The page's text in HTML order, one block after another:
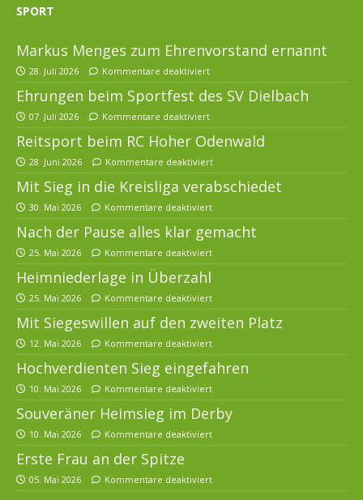
SPORT
Markus Menges zum Ehrenvorstand ernannt
28. Juli 2026 Kommentare deaktiviert
Ehrungen beim Sportfest des SV Dielbach
07. Juli 2026 Kommentare deaktiviert
Reitsport beim RC Hoher Odenwald
28. Juni 2026 Kommentare deaktiviert
Mit Sieg in die Kreisliga verabschiedet
30. Mai 2026 Kommentare deaktiviert
Nach der Pause alles klar gemacht
25. Mai 2026 Kommentare deaktiviert
Heimniederlage in Überzahl
25. Mai 2026 Kommentare deaktiviert
Mit Siegeswillen auf den zweiten Platz
12. Mai 2026 Kommentare deaktiviert
Hochverdienten Sieg eingefahren
10. Mai 2026 Kommentare deaktiviert
Souveräner Heimsieg im Derby
10. Mai 2026 Kommentare deaktiviert
Erste Frau an der Spitze
05. Mai 2026 Kommentare deaktiviert